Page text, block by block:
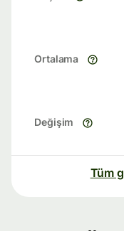
Ortalama
Değişim
Tüm